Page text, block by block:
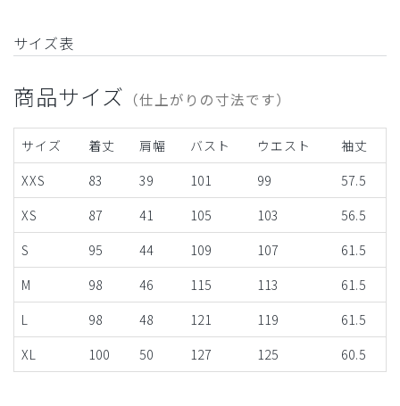
サイズ表
商品サイズ （仕上がりの寸法です）
サイズ 着丈 肩幅 バスト ウエスト
袖丈
XXS
83 39 101 99
57.5
XS
87 41 105 103
56.5
S
95 44 109 107
61.5
M
98 46 115 113
61.5
L
98 48 121 119
61.5
XL
100 50 127 125 60.5